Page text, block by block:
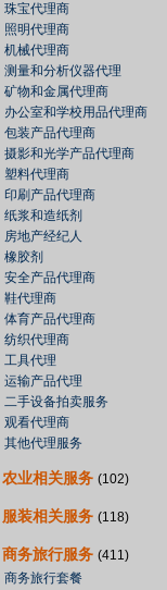
珠宝代理商
照明代理商
机械代理商
测量和分析仪器代理
矿物和金属代理商
办公室和学校用品代理商
包装产品代理商
摄影和光学产品代理商
塑料代理商
印刷产品代理商
纸浆和造纸剂
房地产经纪人
橡胶剂
安全产品代理商
鞋代理商
体育产品代理商
纺织代理商
工具代理
运输产品代理
二手设备拍卖服务
观看代理商
其他代理服务
农业相关服务 (102)
服装相关服务 (118)
商务旅行服务 (411)
商务旅行套餐